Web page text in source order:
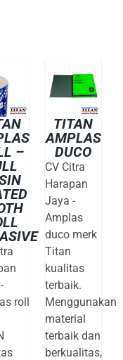
–
roll
TITAN
AMPLAS
DUCO
CV Citra
Harapan
Jaya -
Amplas
duco merk
Titan
kualitas
terbaik.
Menggunakan
material
terbaik dan
berkualitas,